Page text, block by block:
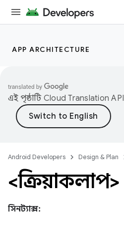
APP ARCHITECTURE
এই পৃষ্ঠাটি Cloud Translation API
Android Developers Design & Plan
<ক্রিয়াকলাপ>
সিনট্যাক্স: